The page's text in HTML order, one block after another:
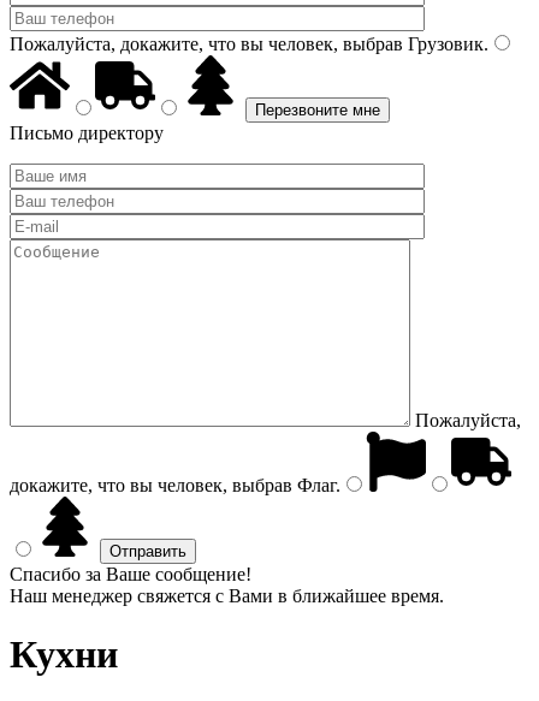
Пожалуйста, докажите, что вы человек, выбрав Грузовик.
Письмо директору
Пожалуйста,
докажите, что вы человек, выбрав Флаг.
Спасибо за Ваше сообщение!
Наш менеджер свяжется с Вами в ближайшее время.
Кухни